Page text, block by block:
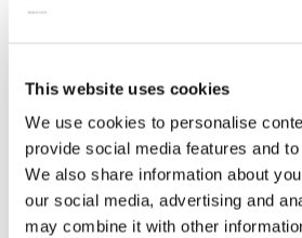
This website uses cookies
We use cookies to personalise
provide social media features and
We also share information about
our social media, advertising and
may combine it with other
docenten, voor docenten.
planningen? Ben je soms het overzicht
gewoon alle belangrijke informatie op
dan de docentenagenda’s van
perfecte agenda voor jou, waardoor
hoeft te maken over afspraken,